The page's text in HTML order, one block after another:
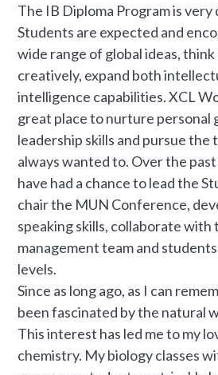
The IB Diploma Program is very
Students are expected and
wide range of global ideas,
creatively, expand both
intelligence capabilities. XCL
great place to nurture personal
leadership skills and pursue the
always wanted to. Over the
have had a chance to lead the
chair the MUN Conference,
speaking skills, collaborate with
management team and
levels.
Since as long ago, as I can
been fascinated by the natural
This interest has led me to my
chemistry. My biology classes